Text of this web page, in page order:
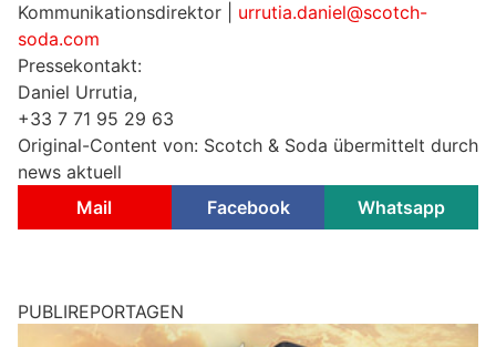
Kommunikationsdirektor | urrutia.daniel@scotch-
soda.com
Pressekontakt:
Daniel Urrutia,
+33 7 71 95 29 63
Original-Content von: Scotch & Soda übermittelt durch
news aktuell
Mail
Facebook Whatsapp
PUBLIREPORTAGEN